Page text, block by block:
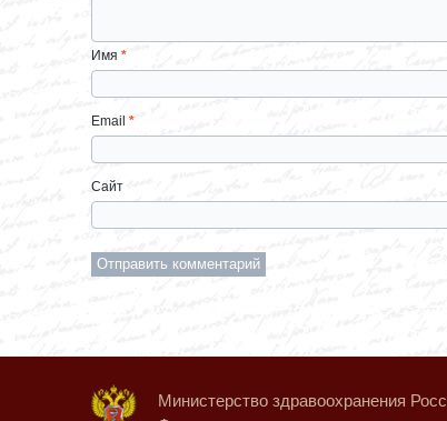
Имя *
Email *
Сайт
Министерство здравоохранения